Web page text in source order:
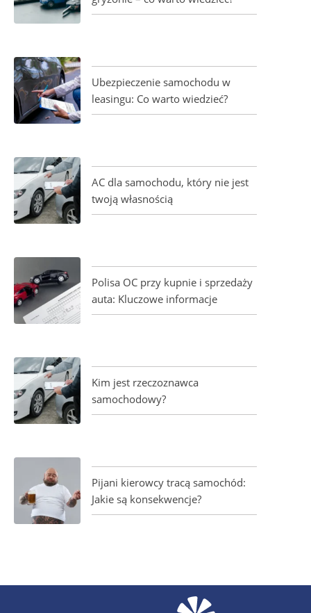
Ubezpieczenie samochodu w
leasingu: Co warto wiedzieć?
AC dla samochodu, który nie jest
twoją własnością
Polisa OC przy kupnie i sprzedaży
auta: Kluczowe informacje
Kim jest rzeczoznawca
samochodowy?
Pijani kierowcy tracą samochód:
Jakie są konsekwencje?